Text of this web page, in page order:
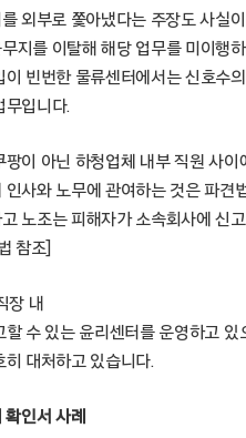
외부로 쫓아냈다는 주장도 사실
지를 이탈해 해당 업무를 미이행
이 빈번한 물류센터에서는 신호수
무입니다.
팡이 아닌 하청업체 내부 직원 사
인사와 노무에 관여하는 것은 파견
노조는 피해자가 소속회사에 신
참조]
장 내
할 수 있는 윤리센터를 운영하고
히 대처하고 있습니다.
인서 사례